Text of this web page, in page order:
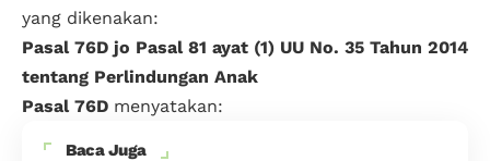
yang dikenakan:
Pasal 76D jo Pasal 81 ayat (1) UU No. 35 Tahun 2014
tentang Perlindungan Anak
Pasal 76D menyatakan:
Baca Juga